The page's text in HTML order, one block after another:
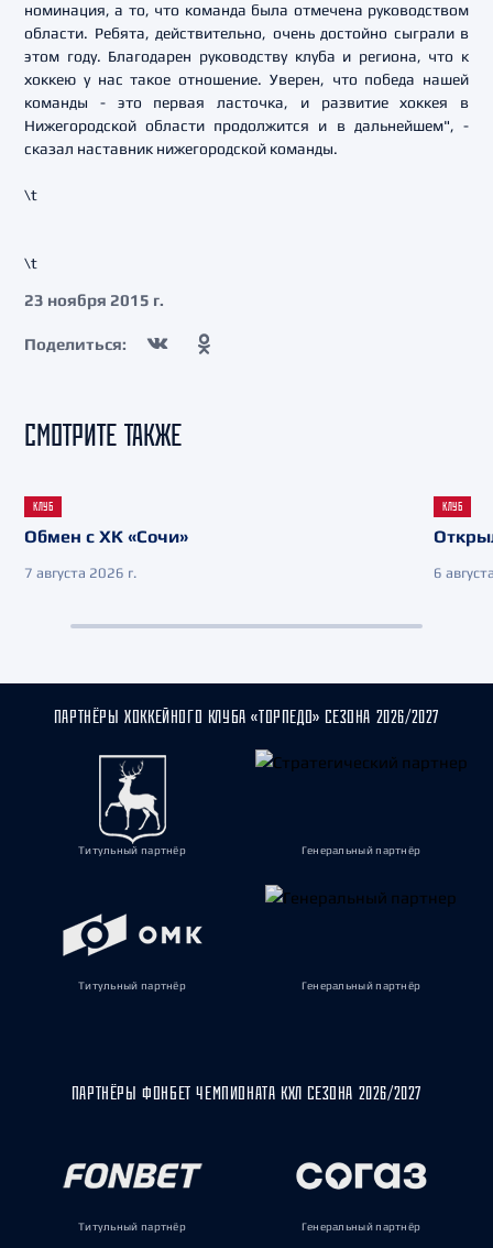
номинация, а то, что команда была отмечена руководством
области. Ребята, действительно, очень достойно сыграли в
этом году. Благодарен руководству клуба и региона, что к
хоккею у нас такое отношение. Уверен, что победа нашей
команды - это первая ласточка, и развитие хоккея в
Нижегородской области продолжится и в дальнейшем", -
сказал наставник нижегородской команды.
\t
\t
23 ноября 2015 г.
Поделиться:
СМОТРИТЕ ТАКЖЕ
КЛУБ
Обмен с ХК «Сочи»
7 августа 2026 г.
КЛУБ
6
ПАРТНЁРЫ ХОККЕЙНОГО КЛУБА «ТОРПЕДО» СЕЗОНА 2026/2027
Титульный партнёр Генеральный партнёр
Титульный партнёр Генеральный партнёр
ПАРТНЁРЫ ФОНБЕТ ЧЕМПИОНАТА КХЛ СЕЗОНА 2026/2027
Титульный партнёр Генеральный партнёр